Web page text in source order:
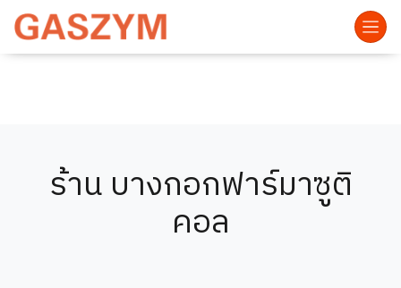
ร้าน บางกอกฟาร์มาซูติ
คอล